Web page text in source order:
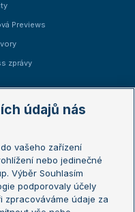
Previews
zprávy
Open
Open
údajů nás
vašeho zařízení
nebo jedinečné
Výběr Souhlasím
podporovaly účely
zpracováváme údaje za